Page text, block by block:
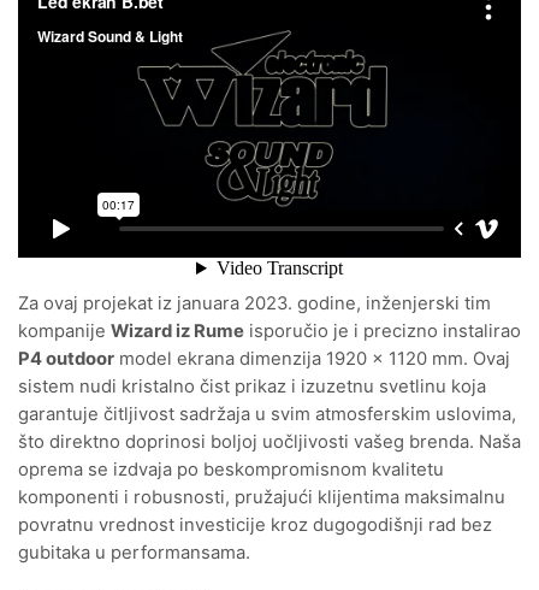
Za ovaj projekat iz januara 2023. godine, inženjerski tim
kompanije Wizard iz Rume isporučio je i precizno instalirao
P4 outdoor model ekrana dimenzija 1920 x 1120 mm. Ovaj
sistem nudi kristalno čist prikaz i izuzetnu svetlinu koja
garantuje čitljivost sadržaja u svim atmosferskim uslovima,
što direktno doprinosi boljoj uočljivosti vašeg brenda. Naša
oprema se izdvaja po beskompromisnom kvalitetu
komponenti i robusnosti, pružajući klijentima maksimalnu
povratnu vrednost investicije kroz dugogodišnji rad bez
gubitaka u performansama.